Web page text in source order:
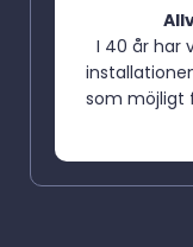
I 40 år har
som möjligt